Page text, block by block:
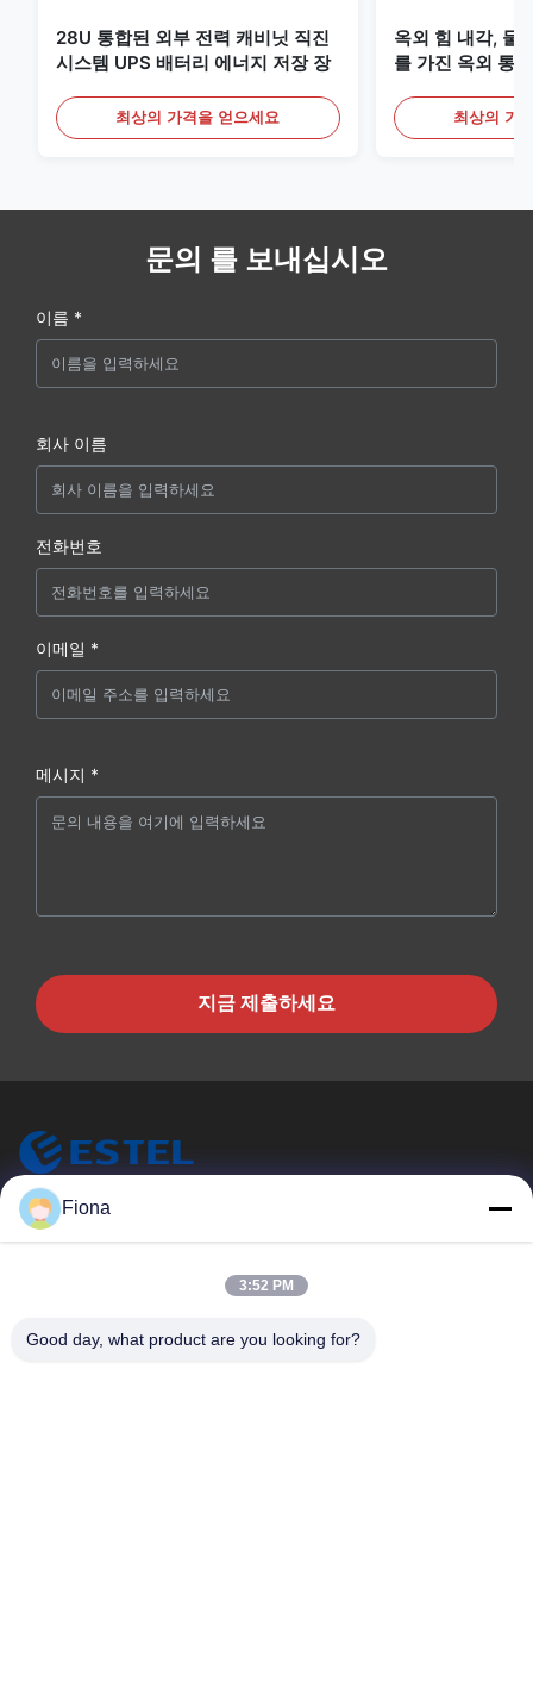
28U 통합된 외부 전력 캐비닛 직진
시스템 UPS 배터리 에너지 저장 장
최상의 가격을 얻으세요
옥외 힘 내각, 물
를 가진 옥외 통
최상의 가
문의 를 보내십시오
이름 *
회사 이름
전화번호
이메일 *
메시지 *
지금 제출하세요
ESTEL (GUANGDONG) TECHNOLOGY CO., LTD.
집
새로운
Fiona
3:52 PM
Good day, what product are you looking for?